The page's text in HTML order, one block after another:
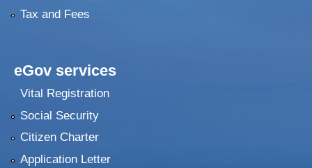
Tax and Fees
eGov services
Vital Registration
Social Security
Citizen Charter
Application Letter